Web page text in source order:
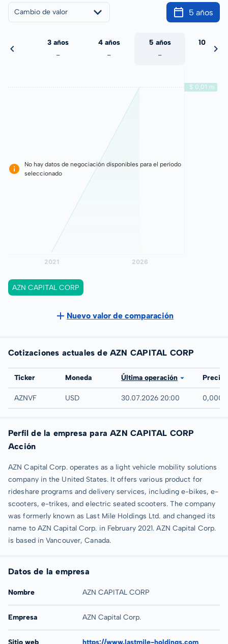
Cambio de valor 5 años
3 años
-
4 años
-
5 años
-
10 años
No hay datos de negociación disponibles para el período
seleccionado
AZN CAPITAL CORP
Nuevo valor de comparación
Cotizaciones actuales de AZN CAPITAL CORP
Bolsa
Ticker Moneda Última operación Precio
UTC
AZNVF USD 30.07.2026 20:00
Perfil de la empresa para AZN CAPITAL CORP
Acción
AZN Capital Corp. operates as a light vehicle mobility solutions
company in the United States. It offers various product for
rideshare programs and delivery services, including e-bikes, e-
scooters, e-trikes, and electric seated scooters. The company
was formerly known as Last Mile Holdings Ltd. and changed its
name to AZN Capital Corp. in February 2021. AZN Capital Corp.
is based in Vancouver, Canada.
Datos de la empresa
Nombre AZN CAPITAL CORP
Empresa AZN Capital Corp.
Sitio web https://www.lastmile-holdings.com